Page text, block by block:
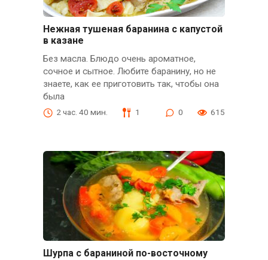
Нежная тушеная баранина с капустой
в казане
Без масла. Блюдо очень ароматное,
сочное и сытное. Любите баранину, но не
знаете, как ее приготовить так, чтобы она
была
2 час. 40 мин. 1 0 615
Шурпа с бараниной по-восточному